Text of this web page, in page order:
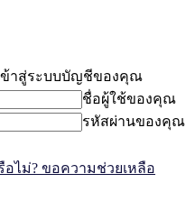
ข้าสู่ระบบบัญชีของคุณ
ชื่อผู้ใช้ของคุณ
รหัสผ่านของคุณ
ไม่? ขอความช่วยเหลือ